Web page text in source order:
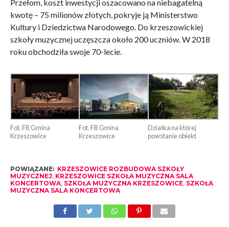
Przełom, koszt inwestycji oszacowano na niebagatelną
kwotę – 75 milionów złotych, pokryje ją Ministerstwo
Kultury i Dziedzictwa Narodowego. Do krzeszowickiej
szkoły muzycznej uczęszcza około 200 uczniów. W 2018
roku obchodziła swoje 70-lecie.
Fot. FB Gmina
Krzeszowice
Fot. FB Gmina
Krzeszowice
Działka na której
powstanie obiekt
POWIĄZANE: KRZESZOWICE ROZBUDOWA SZKOŁY
MUZYCZNEJ KRZESZOWICE SZKOŁA MUZYCZNA SALA
KONCERTOWA, SZKOŁA MUZYCZNA KRZESZOWICE, SZKOŁA
MUZYCZNA SALA KONCERTOWA